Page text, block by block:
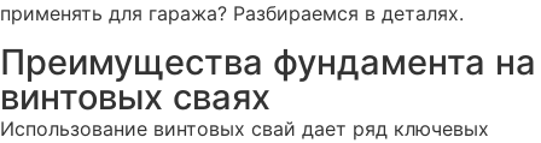
применять для гаража? Разбираемся в деталях.
Преимущества фундамента на
винтовых сваях
Использование винтовых свай дает ряд ключевых